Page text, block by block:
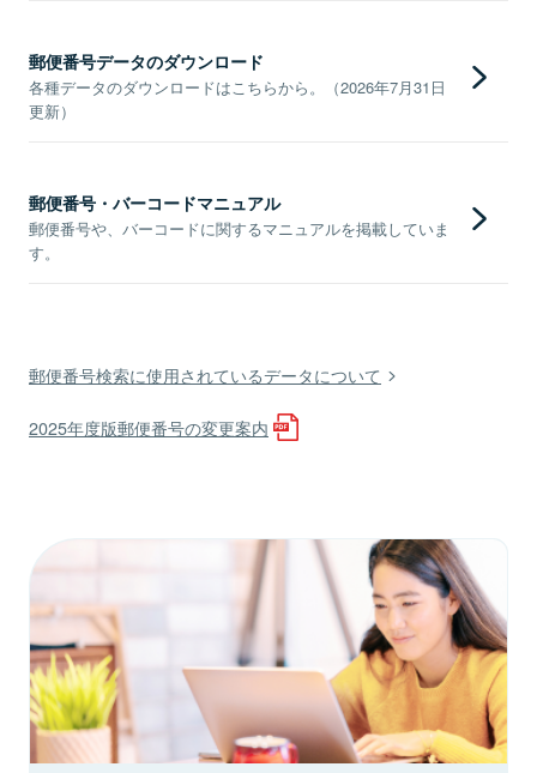
郵便番号データのダウンロード
各種データのダウンロードはこちらから。（2026年7月31日
更新）
郵便番号・バーコードマニュアル
郵便番号や、バーコードに関するマニュアルを掲載していま
す。
郵便番号検索に使用されているデータについて
2025年度版郵便番号の変更案内